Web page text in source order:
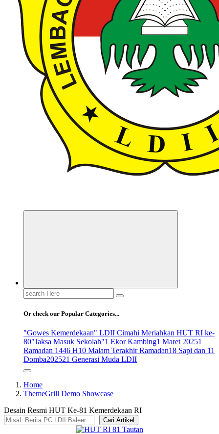
Search
for:
Or check our Popular Categories...
"Gowes Kemerdekaan" LDII Cimahi Meriahkan HUT RI ke-
80"Jaksa Masuk Sekolah"1 Ekor Kambing1 Maret 20251
Ramadan 1446 H10 Malam Terakhir Ramadan18 Sapi dan 11
Domba202521 Generasi Muda LDII
Home
ThemeGrill Demo Showcase
Desain Resmi HUT Ke-81 Kemerdekaan RI
Cari Artikel